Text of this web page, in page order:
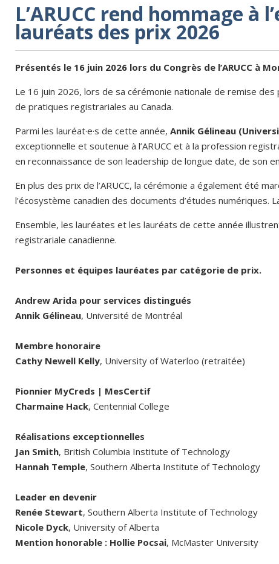
L’ARUCC rend hommage
lauréats des prix 2026
Présentés le 16 juin 2026 lors du Congrès de l’ARUCC à
Le 16 juin 2026, lors de sa cérémonie nationale de remise
de pratiques registrariales au Canada.
Parmi les lauréat·e·s de cette année, Annik Gélineau
exceptionnelle et soutenue à l’ARUCC et à la profession
en reconnaissance de son leadership de longue date, de son
En plus des prix de l’ARUCC, la cérémonie a également été
l’écosystème canadien des documents d’études numériques.
Ensemble, les lauréates et les lauréats de cette année
registrariale canadienne.
Personnes et équipes lauréates par catégorie de prix.
Andrew Arida pour services distingués
Annik Gélineau, Université de Montréal
Membre honoraire
Cathy Newell Kelly, University of Waterloo (retraitée)
Pionnier MyCreds | MesCertif
Charmaine Hack, Centennial College
Réalisations exceptionnelles
Jan Smith, British Columbia Institute of Technology
Hannah Temple, Southern Alberta Institute of Technology
Leader en devenir
Renée Stewart, Southern Alberta Institute of Technology
Nicole Dyck, University of Alberta
Mention honorable : Hollie Pocsai, McMaster University